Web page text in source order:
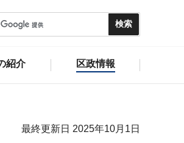
紹介 区政情報
最終更新日 2025年10月1日